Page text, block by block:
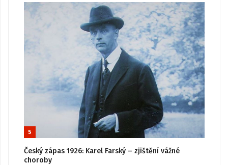
5
Český zápas 1926: Karel Farský – zjištění vážné
choroby